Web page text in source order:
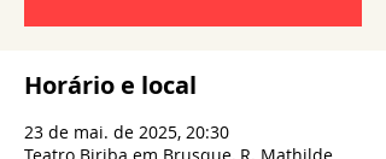
Horário e local
23 de mai. de 2025, 20:30